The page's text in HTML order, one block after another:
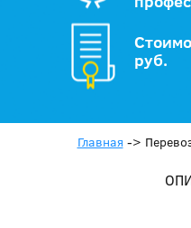
руб.
Главная ->